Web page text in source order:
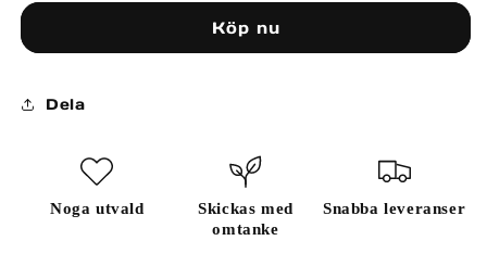
Köp nu
Dela
Noga utvald
Skickas med
omtanke
Snabba leveranser